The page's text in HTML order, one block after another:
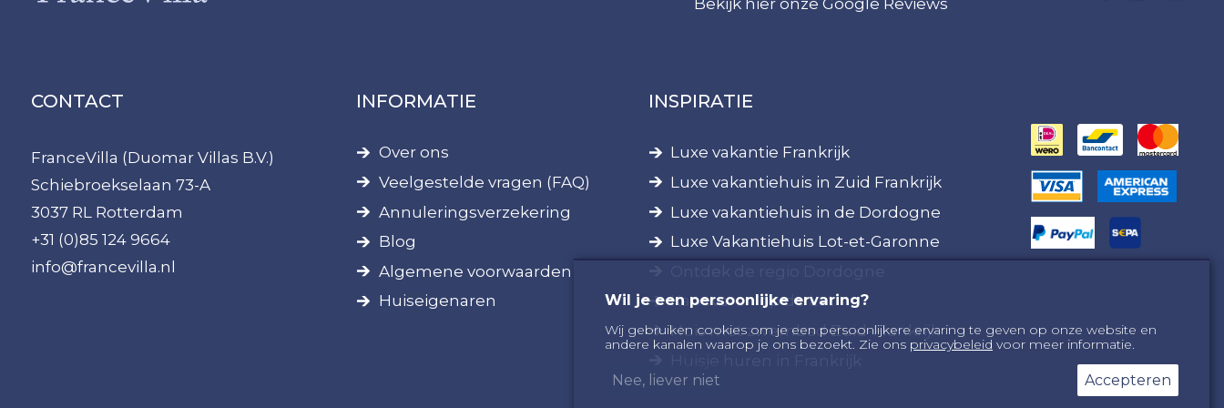
Bekijk hier onze Google Reviews
CONTACT
FranceVilla (Duomar Villas B.V.)
Schiebroekselaan 73-A
3037 RL Rotterdam
+31 (0)85 124 9664
info@francevilla.nl
INFORMATIE
Over ons
Veelgestelde vragen (FAQ)
Annuleringsverzekering
Blog
Algemene voorwaarden
Huiseigenaren
INSPIRATIE
Luxe vakantie Frankrijk
Luxe vakantiehuis in Zuid Frankrijk
Luxe vakantiehuis in de Dordogne
Luxe Vakantiehuis Lot-et-Garonne
Kanovaren op de Lot
Huis met zwembad Zuid-Frankrijk
Wil je een persoonlijke ervaring?
Wij gebruiken cookies om je een persoonlijkere ervaring te geven op onze website en
andere kanalen waarop je ons bezoekt. Zie ons privacybeleid voor meer informatie.
Nee, liever niet Accepteren